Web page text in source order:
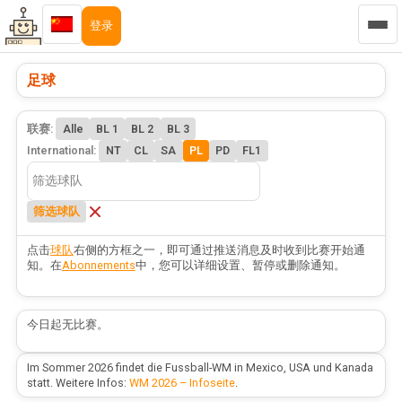
登录
足球
联赛: Alle BL 1 BL 2
BL 3
International:
NT CL SA PL PD FL1
筛选球队
点击球队右侧的方框之一，即可通过推送消息及时收到比赛开始通
知。在Abonnements中，您可以详细设置、暂停或删除通知。
今日起无比赛。
Im Sommer 2026 findet die Fussball-WM in Mexico, USA und Kanada
statt. Weitere Infos: WM 2026 – Infoseite.